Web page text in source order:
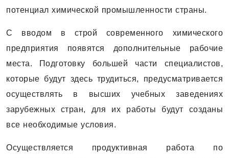
потенциал химической промышленности страны.
С вводом в строй современного химического
предприятия появятся дополнительные рабочие
места. Подготовку большей части специалистов,
которые будут здесь трудиться, предусматривается
осуществлять в высших учебных заведениях
зарубежных стран, для их работы будут созданы
все необходимые условия.
Осуществляется продуктивная работа по